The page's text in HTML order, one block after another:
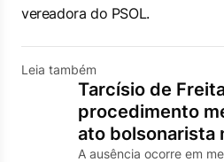
vereadora do PSOL.
Leia também
Tarcísio de
procedimento
ato bolsonarista
A ausência ocorre em